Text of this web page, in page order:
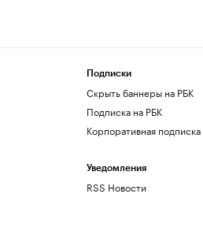
Подписки
Скрыть баннеры на РБК
Подписка на РБК
Корпоративная подписка
Уведомления
RSS Новости